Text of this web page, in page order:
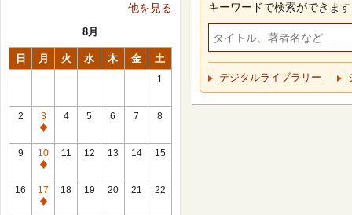
他を見る
8月
日 月 火 水 木 金 土
1
2
3
休
館
日
4 5 6 7 8
9
10
休
館
日
11 12 13 14 15
16
17
休
18 19 20 21 22
キーワードで検索ができます
デジタルライブラリー